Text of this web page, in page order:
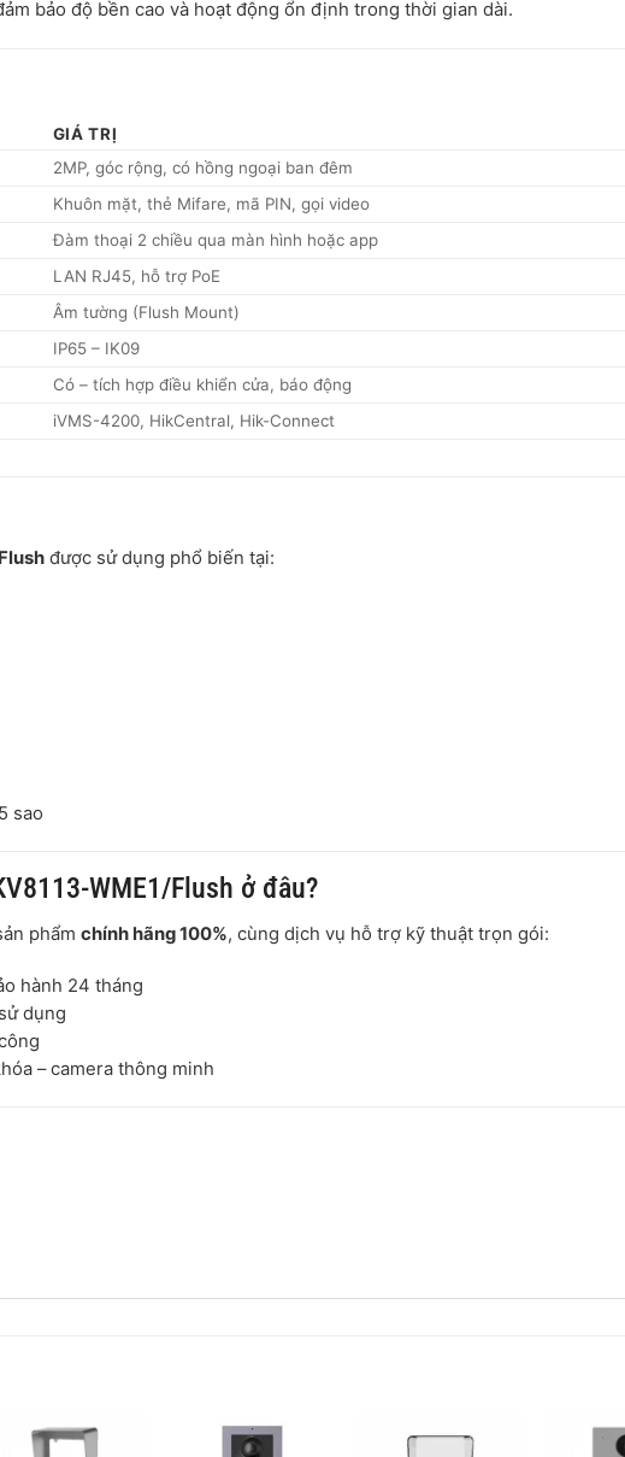
bảo độ bền cao và hoạt động ổn định trong thời gian dài.
GIÁ TRỊ
2MP, góc rộng, có hồng ngoại ban đêm
Khuôn mặt, thẻ Mifare, mã PIN, gọi video
Đàm thoại 2 chiều qua màn hình hoặc app
LAN RJ45, hỗ trợ PoE
Âm tường (Flush Mount)
IP65 – IK09
Có – tích hợp điều khiển cửa, báo động
iVMS-4200, HikCentral, Hik-Connect
được sử dụng phổ biến tại:
sao
WME1/Flush ở đâu?
phẩm chính hãng 100%, cùng dịch vụ hỗ trợ kỹ thuật trọn gói:
hành 24 tháng
dụng
– camera thông minh